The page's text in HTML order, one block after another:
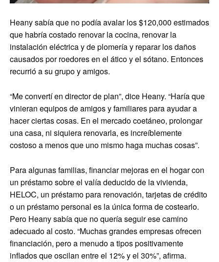
Heany sabía que no podía avalar los $120,000 estimados
que habría costado renovar la cocina, renovar la
instalación eléctrica y de plomería y reparar los daños
causados ​​por roedores en el ático y el sótano. Entonces
recurrió a su grupo y amigos.
“Me convertí en director de plan”, dice Heany. “Haría que
vinieran equipos de amigos y familiares para ayudar a
hacer ciertas cosas. En el mercado coetáneo, prolongar
una casa, ni siquiera renovarla, es increíblemente
costoso a menos que uno mismo haga muchas cosas”.
Para algunas familias, financiar mejoras en el hogar con
un préstamo sobre el valía deducido de la vivienda,
HELOC, un préstamo para renovación, tarjetas de crédito
o un préstamo personal es la única forma de costearlo.
Pero Heany sabía que no quería seguir ese camino
adecuado al costo. “Muchas grandes empresas ofrecen
financiación, pero a menudo a tipos positivamente
inflados que oscilan entre el 12% y el 30%”, afirma.